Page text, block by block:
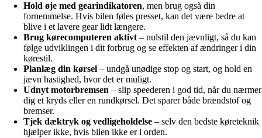
Hold øje med gearindikatoren, men brug også din
fornemmelse. Hvis bilen føles presset, kan det være bedre at
blive i et lavere gear lidt længere.
Brug kørecomputeren aktivt – nulstil den jævnligt, så du kan
følge udviklingen i dit forbrug og se effekten af ændringer i din
kørestil.
Planlæg din kørsel – undgå unødige stop og start, og hold en
jævn hastighed, hvor det er muligt.
Udnyt motorbremsen – slip speederen i god tid, når du nærmer
dig et kryds eller en rundkørsel. Det sparer både brændstof og
bremser.
Tjek dæktryk og vedligeholdelse – selv den bedste køreteknik
hjælper ikke, hvis bilen ikke er i orden.